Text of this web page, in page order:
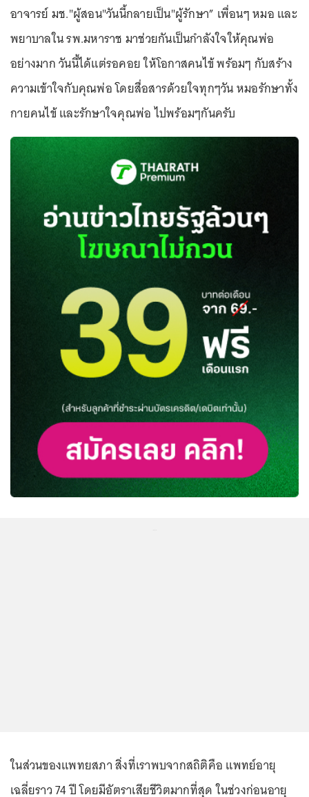
อาจารย์ มช."ผู้สอน"วันนี้กลายเป็น"ผู้รักษา” เพื่อนๆ หมอ และ
พยาบาลใน รพ.มหาราช มาช่วยกันเป็นกำลังใจให้คุณพ่อ
อย่างมาก วันนี้ได้แต่รอคอย ให้โอกาสคนไข้ พร้อมๆ กับสร้าง
ความเข้าใจกับคุณพ่อ โดยสื่อสารด้วยใจทุกๆวัน หมอรักษาทั้ง
กายคนไข้ และรักษาใจคุณพ่อ ไปพร้อมๆกันครับ
ในส่วนของแพทยสภา สิ่งที่เราพบจากสถิติคือ แพทย์อายุ
เฉลี่ยราว 74 ปี โดยมีอัตราเสียชีวิตมากที่สุด ในช่วงก่อนอายุ